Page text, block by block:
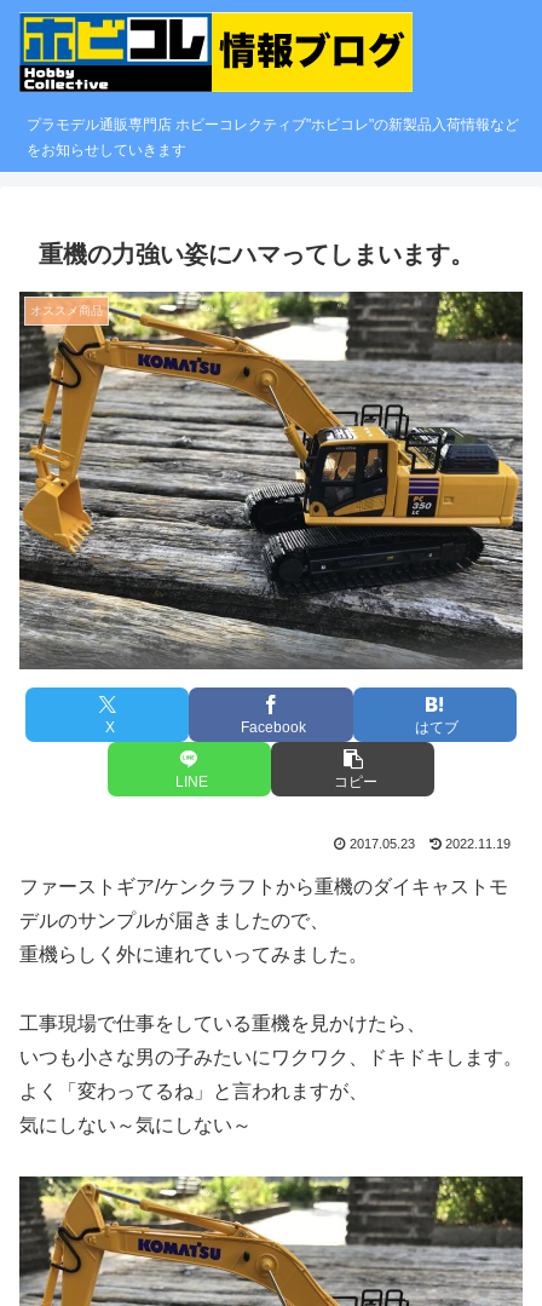
プラモデル通販専門店 ホビーコレクティブ"ホビコレ"の新製品入荷情報など
をお知らせしていきます
重機の力強い姿にハマってしまいます。
オススメ商品
X Facebook はてブ
LINE コピー
2017.05.23 2022.11.19
ファーストギア/ケンクラフトから重機のダイキャストモ
デルのサンプルが届きましたので、
重機らしく外に連れていってみました。
工事現場で仕事をしている重機を見かけたら、
いつも小さな男の子みたいにワクワク、ドキドキします。
よく「変わってるね」と言われますが、
気にしない～気にしない～